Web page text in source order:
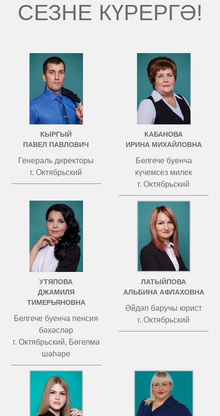
СЕЗНЕ КҮРЕРГӘ!
КЫРГЫЙ
ПАВЕЛ ПАВЛОВИЧ
Генераль директоры
г. Октябрьский
КАБАНОВА
ИРИНА МИХАЙЛОВНА
Белгече буенча
күчемсез милек
г. Октябрьский
УТЯПОВА
ДЖАМИЛЯ
ТИМЕРЬЯНОВНА
Белгече буенча пенсия
бәхәсләр
г. Октябрьский, Бөгелмә
шәһәре
ЛАТЫЙПОВА
АЛЬБИНА АФЛАХОВНА
Әйдәп баручы юрист
г. Октябрьский